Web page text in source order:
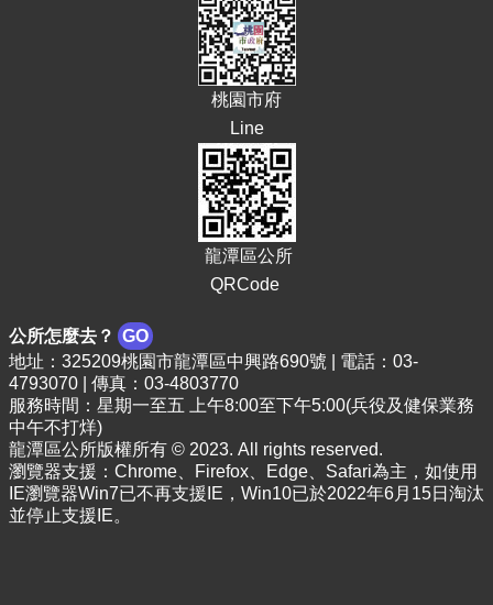
桃園市府
Line
龍潭區公所
QRCode
公所怎麼去？ GO
地址：325209桃園市龍潭區中興路690號 | 電話：03-
4793070 | 傳真：03-4803770
服務時間：星期一至五 上午8:00至下午5:00(兵役及健保業務
中午不打烊)
龍潭區公所版權所有 © 2023. All rights reserved.
瀏覽器支援：Chrome、Firefox、Edge、Safari為主，如使用
IE瀏覽器Win7已不再支援IE，Win10已於2022年6月15日淘汰
並停止支援IE。